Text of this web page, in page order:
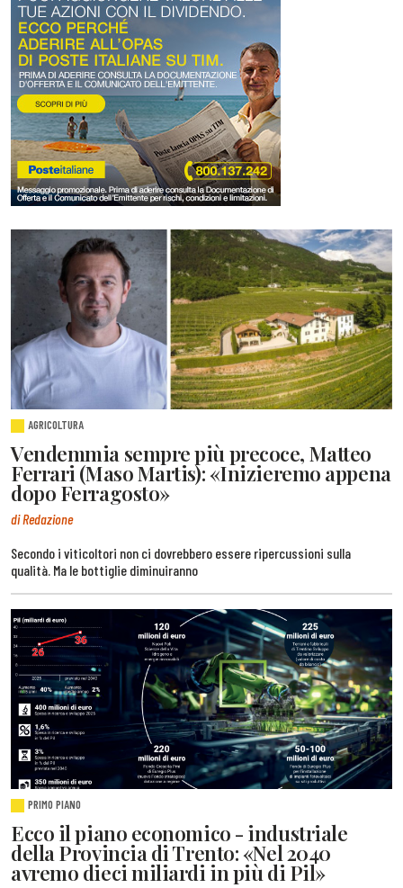
AGRICOLTURA
Vendemmia sempre più precoce, Matteo
Ferrari (Maso Martis): «Inizieremo appena
dopo Ferragosto»
di Redazione
Secondo i viticoltori non ci dovrebbero essere ripercussioni sulla
qualità. Ma le bottiglie diminuiranno
PRIMO PIANO
Ecco il piano economico - industriale
della Provincia di Trento: «Nel 2040
avremo dieci miliardi in più di Pil»